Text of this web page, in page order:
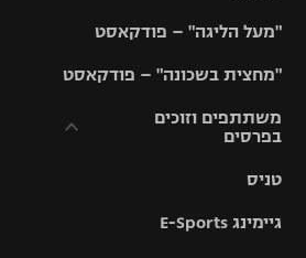
"מעל הליגה" – פודקאסט
"מחצית בשכונה" – פודקאסט
משתתפים וזוכים
בפרסים
וזוכים בפרסים
טניס
גיימינג E-Sports